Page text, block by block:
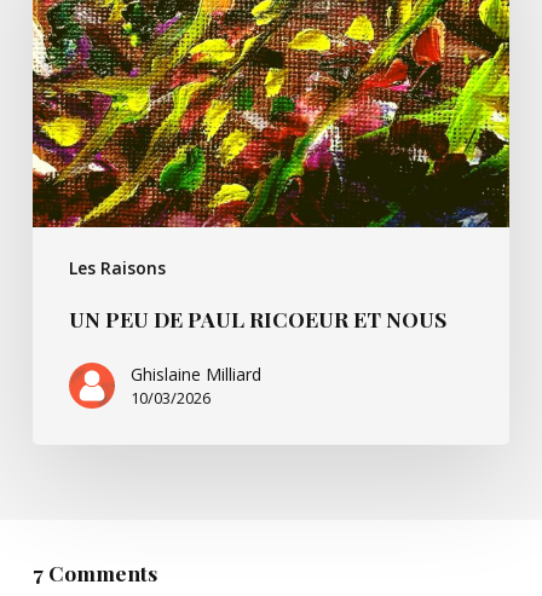
Les Raisons
Paul
Ricoeur
et
nous
UN PEU DE PAUL RICOEUR ET NOUS
Ghislaine Milliard
10/03/2026
7 Comments